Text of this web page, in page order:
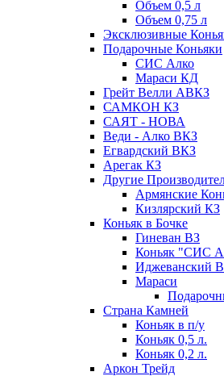
Объем 0,5 л
Объем 0,75 л
Эксклюзивные
Подарочные Коньяки
СИС Алко
Мараси КД
Грейт Велли АВКЗ
САМКОН КЗ
САЯТ - НОВА
Веди - Алко ВКЗ
Егвардский ВКЗ
Арегак КЗ
Другие
Армянские
Кизлярский КЗ
Коньяк в Бочке
Гиневан ВЗ
Коньяк "СИС
Иджеванский
Мараси
Страна Камней
Коньяк в п/у
Коньяк 0,5 л.
Коньяк 0,2 л.
Аркон Трейд